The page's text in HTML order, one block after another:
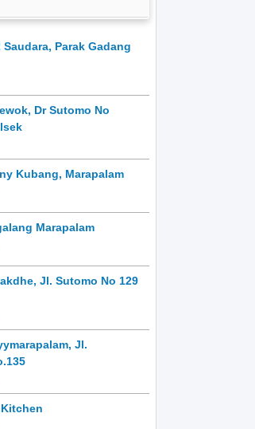
Parak Gadang
Dr Sutomo No
Kubang, Marapalam
Marapalam
Jl. Sutomo No 129
Jl.